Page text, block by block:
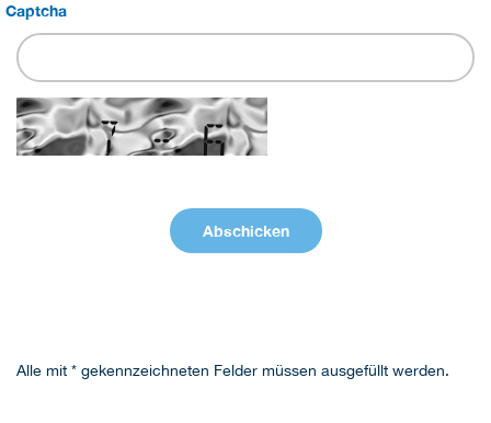
Captcha
Alle mit * gekennzeichneten Felder müssen ausgefüllt werden.